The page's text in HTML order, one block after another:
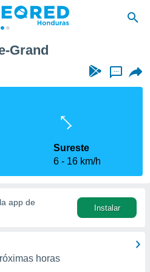
Grand
...
Sureste
6
16 km/h
la app de
Instalar
horas